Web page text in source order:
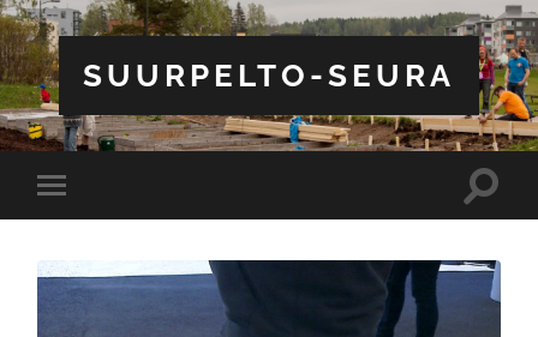
SUURPELTO-SEURA
Toggle
mobile
Toggle